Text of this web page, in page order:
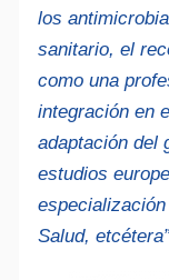
los
sanitario, el
como una
integración en
adaptación del
estudios
Salud,